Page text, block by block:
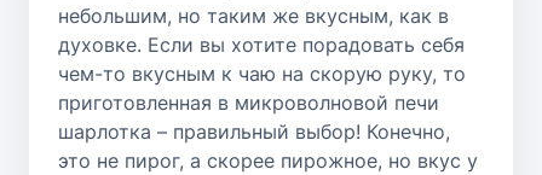
небольшим, но таким же вкусным, как в
духовке. Если вы хотите порадовать себя
чем-то вкусным к чаю на скорую руку, то
приготовленная в микроволновой печи
шарлотка – правильный выбор! Конечно,
это не пирог, а скорее пирожное, но вкус у